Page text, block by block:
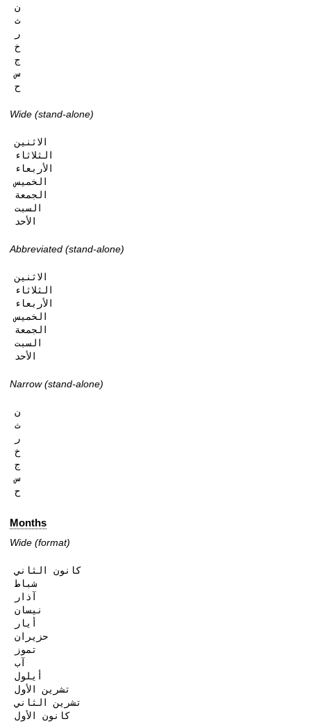
ن
ث
ر
خ
ج
س
ح
Wide (stand-alone)
الاثنين
الثلاثاء
الأربعاء
الخميس
الجمعة
السبت
الأحد
Abbreviated (stand-alone)
الاثنين
الثلاثاء
الأربعاء
الخميس
الجمعة
السبت
الأحد
Narrow (stand-alone)
ن
ث
ر
خ
ج
س
ح
Months
Wide (format)
كانون الثاني
شباط
آذار
نيسان
أيار
حزيران
تموز
آب
أيلول
تشرين الأول
تشرين الثاني
كانون الأول